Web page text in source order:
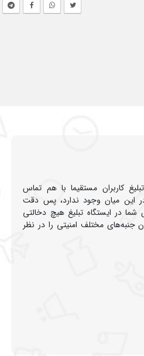
کاربران مستقیما با هم تماس
این میان وجود ندارد، پس دقت
در ایستگاه تبلیغ هیچ دخالتی
جنبه‌های مختلف امنیتی را در نظر